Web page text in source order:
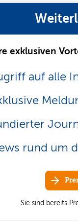
exklusiven
auf alle
rund um
Sie sind bereits